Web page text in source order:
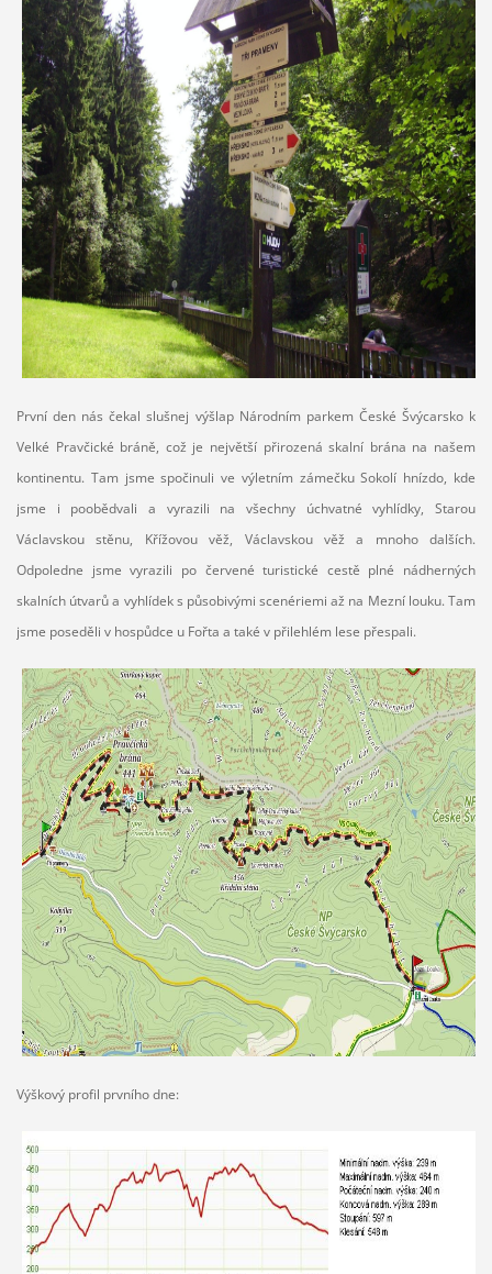
První den nás čekal slušnej výšlap Národním parkem České Švýcarsko k
Velké Pravčické bráně, což je největší přirozená skalní brána na našem
kontinentu. Tam jsme spočinuli ve výletním zámečku Sokolí hnízdo, kde
jsme i poobědvali a vyrazili na všechny úchvatné vyhlídky, Starou
Václavskou stěnu, Křížovou věž, Václavskou věž a mnoho dalších.
Odpoledne jsme vyrazili po červené turistické cestě plné nádherných
skalních útvarů a vyhlídek s působivými scenériemi až na Mezní louku. Tam
jsme poseděli v hospůdce u Fořta a také v přilehlém lese přespali.
Výškový profil prvního dne: